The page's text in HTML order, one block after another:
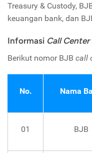
Treasury & Custody,
keuangan bank, dan
Informasi Call Center
Berikut nomor BJB call
No. Nama
01 BJB